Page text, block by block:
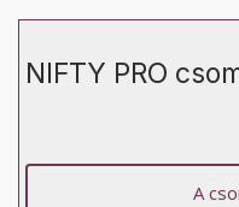
NIFTY PRO
A